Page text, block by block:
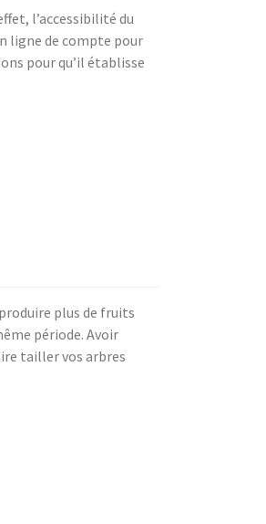
l’accessibilité du
ligne de compte pour
pour qu’il établisse
plus de fruits
période. Avoir
tailler vos arbres